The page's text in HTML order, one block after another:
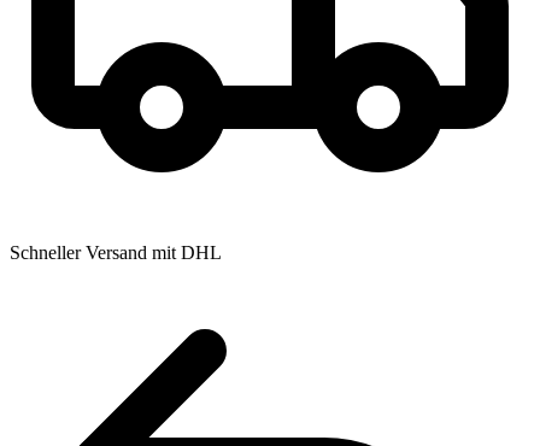
Schneller Versand mit DHL